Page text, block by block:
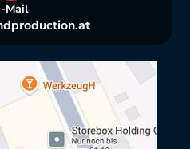
Mail